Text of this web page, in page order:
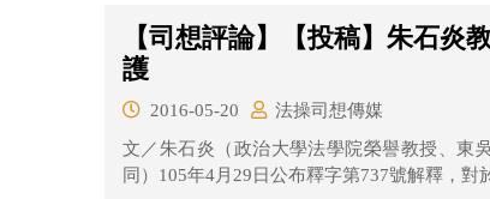
【司想評論】【投稿】朱石炎
護
2016-05-20
法操司想傳媒
文／朱石炎（政治大學法學院榮譽教授、東
同）105年4月29日公布釋字第737號解釋，